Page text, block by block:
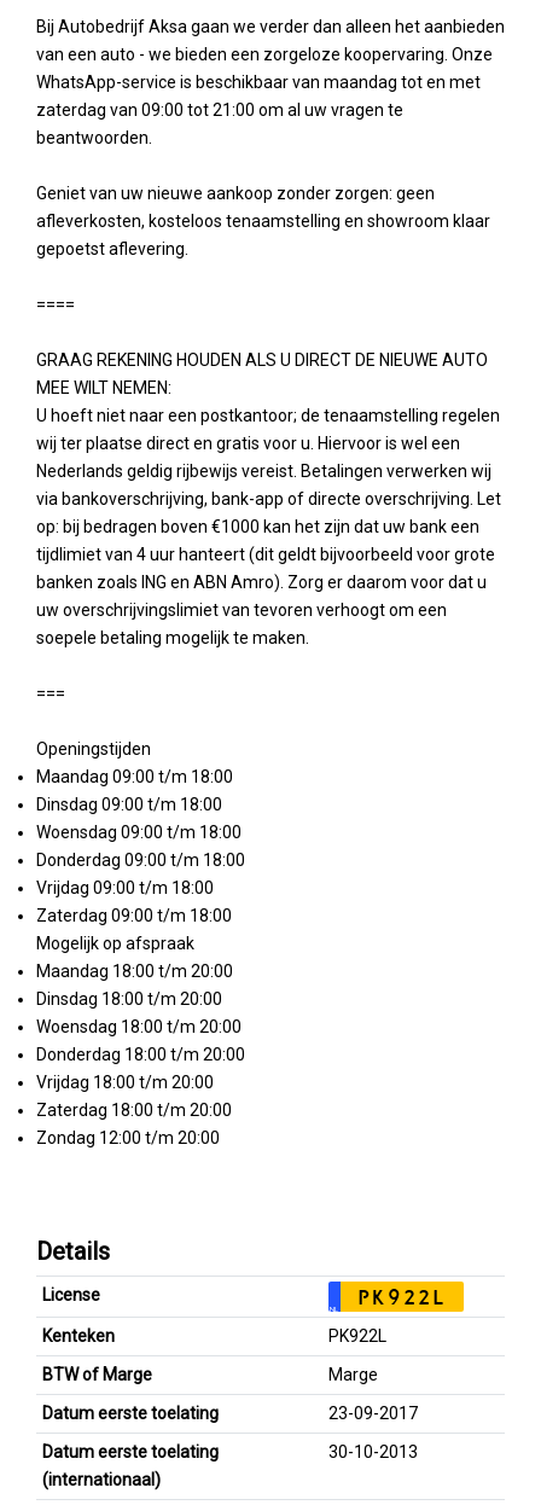
Bij Autobedrijf Aksa gaan we verder dan alleen het aanbieden
van een auto - we bieden een zorgeloze koopervaring. Onze
WhatsApp-service is beschikbaar van maandag tot en met
zaterdag van 09:00 tot 21:00 om al uw vragen te
beantwoorden.
Geniet van uw nieuwe aankoop zonder zorgen: geen
afleverkosten, kosteloos tenaamstelling en showroom klaar
gepoetst aflevering.
====
GRAAG REKENING HOUDEN ALS U DIRECT DE NIEUWE AUTO
MEE WILT NEMEN:
U hoeft niet naar een postkantoor; de tenaamstelling regelen
wij ter plaatse direct en gratis voor u. Hiervoor is wel een
Nederlands geldig rijbewijs vereist. Betalingen verwerken wij
via bankoverschrijving, bank-app of directe overschrijving. Let
op: bij bedragen boven €1000 kan het zijn dat uw bank een
tijdlimiet van 4 uur hanteert (dit geldt bijvoorbeeld voor grote
banken zoals ING en ABN Amro). Zorg er daarom voor dat u
uw overschrijvingslimiet van tevoren verhoogt om een
soepele betaling mogelijk te maken.
===
Openingstijden
Maandag 09:00 t/m 18:00
Dinsdag 09:00 t/m 18:00
Woensdag 09:00 t/m 18:00
Donderdag 09:00 t/m 18:00
Vrijdag 09:00 t/m 18:00
Zaterdag 09:00 t/m 18:00
Mogelijk op afspraak
Maandag 18:00 t/m 20:00
Dinsdag 18:00 t/m 20:00
Woensdag 18:00 t/m 20:00
Donderdag 18:00 t/m 20:00
Vrijdag 18:00 t/m 20:00
Zaterdag 18:00 t/m 20:00
Zondag 12:00 t/m 20:00
Details
License
NL PK922L
Kenteken
PK922L
BTW of Marge
Marge
Datum eerste toelating
23-09-2017
Datum eerste toelating
(internationaal)
30-10-2013